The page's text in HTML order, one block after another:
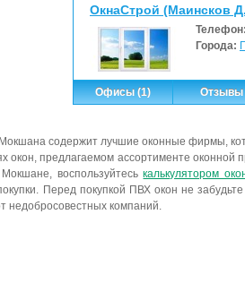
ОкнаСтрой (Маинсков
Города:
Офисы (1) Отзывы
Мокшана содержит лучшие оконные фирмы,
окон, предлагаемом ассортименте
воспользуйтеськалькулятором
Перед покупкой ПВХ окон не
недобросовестных компаний.